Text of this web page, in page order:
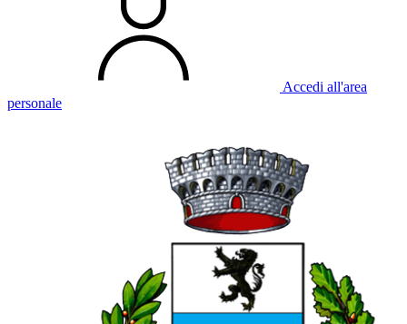
Accedi all'area
personale